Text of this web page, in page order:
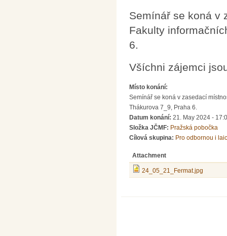
Semínář se koná v
Fakulty
6.
Všíchni zájemci
Místo konání:
Semínář se koná v zasedací
Thákurova 7_9, Praha 6.
Datum konání: 21. May 2024 -
Složka JČMF: Pražská pobočka
Cílová skupina: Pro odbornou i
Attachment
24_05_21_Fermat.jpg